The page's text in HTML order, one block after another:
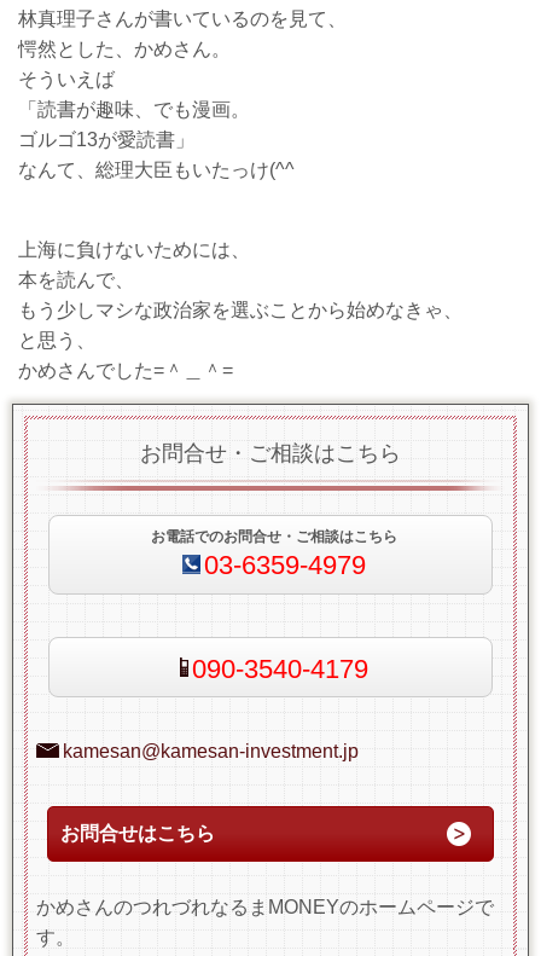
林真理子さんが書いているのを見て、
愕然とした、かめさん。
そういえば
「読書が趣味、でも漫画。
ゴルゴ13が愛読書」
なんて、総理大臣もいたっけ(^^ゞ
上海に負けないためには、
本を読んで、
もう少しマシな政治家を選ぶことから始めなきゃ、
と思う、
かめさんでした=＾＿＾=
お問合せ・ご相談はこちら
お電話でのお問合せ・ご相談はこちら
03-6359-4979
090-3540-4179
kamesan@kamesan-investment.jp
お問合せはこちら
かめさんのつれづれなるまMONEYのホームページで
す。